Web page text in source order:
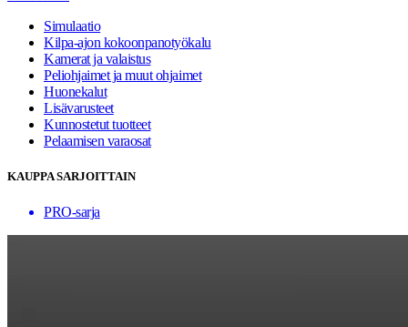
Simulaatio
Kilpa-ajon kokoonpanotyökalu
Kamerat ja valaistus
Peliohjaimet ja muut ohjaimet
Huonekalut
Lisävarusteet
Kunnostetut tuotteet
Pelaamisen varaosat
KAUPPA SARJOITTAIN
PRO-sarja